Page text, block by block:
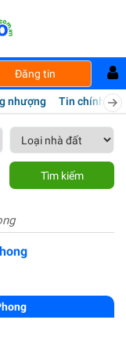
Đăng tin
nhượng Tin chính chủ
Tìm kiếm